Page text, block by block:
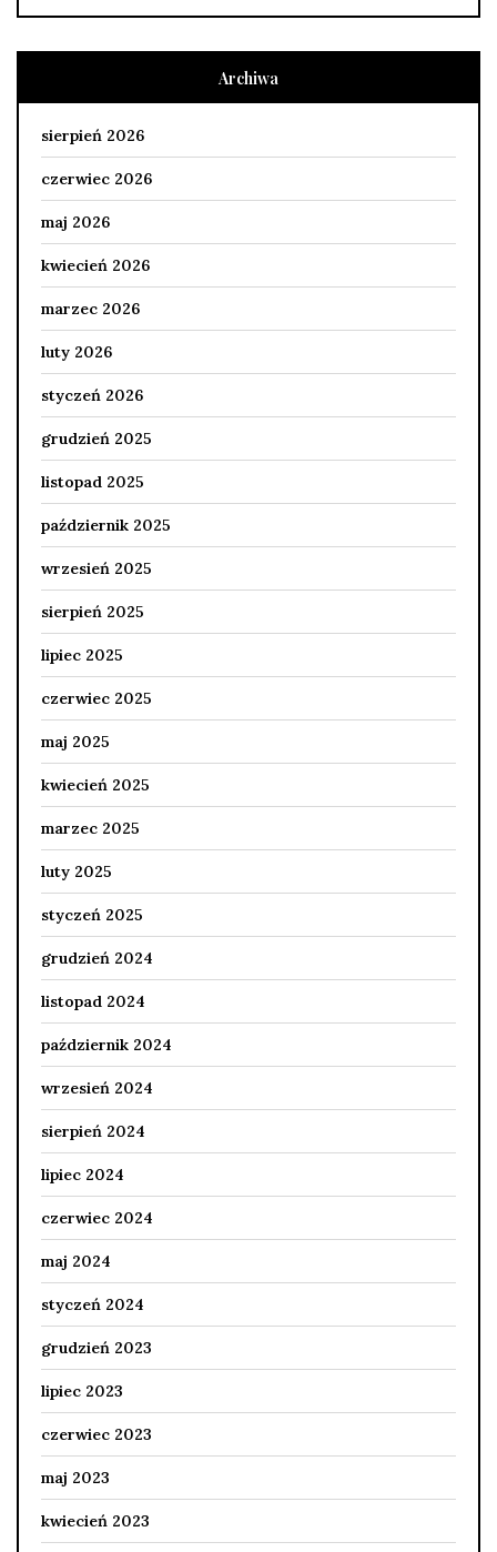
Archiwa
sierpień 2026
czerwiec 2026
maj 2026
kwiecień 2026
marzec 2026
luty 2026
styczeń 2026
grudzień 2025
listopad 2025
październik 2025
wrzesień 2025
sierpień 2025
lipiec 2025
czerwiec 2025
maj 2025
kwiecień 2025
marzec 2025
luty 2025
styczeń 2025
grudzień 2024
listopad 2024
październik 2024
wrzesień 2024
sierpień 2024
lipiec 2024
czerwiec 2024
maj 2024
styczeń 2024
grudzień 2023
lipiec 2023
czerwiec 2023
maj 2023
kwiecień 2023